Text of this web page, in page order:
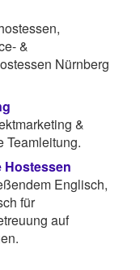
&
Nürnberg
&
Teamleitung.
Hostessen
Englisch,
für
auf